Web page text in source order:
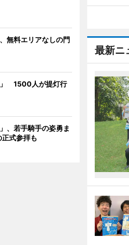
最新ニ
無料エリアなしの門
」 1500人が提灯行
、若手騎手の姿勇ま
式参拝も